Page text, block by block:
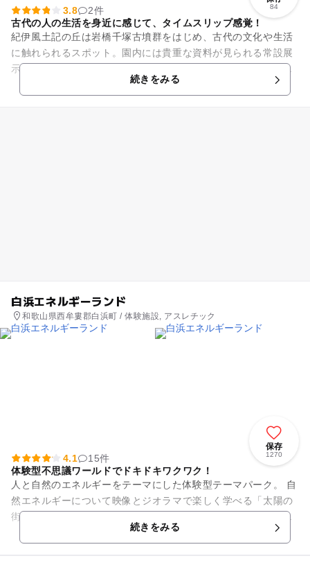
84
3.8
2件
古代の人の生活を身近に感じて、タイムスリップ感覚！
紀伊風土記の丘は岩橋千塚古墳群をはじめ、古代の文化や生活
に触れられるスポット。園内には貴重な資料が見られる常設展
示以外にも、竪穴住居や移築された商家・農家などの建造物が
点在しています。桜や梅など...続きをみる
白浜エネルギーランド
和歌山県西牟婁郡白浜町 / 体験施設, アスレチック
保存
1270
4.1
15件
体験型不思議ワールドでドキドキワクワク！
人と自然のエネルギーをテーマにした体験型テーマパーク。 自
然エネルギーについて映像とジオラマで楽しく学べる「太陽の
街」や、目の錯覚と平衡感覚を利用した真っすぐに歩けない
「ミステリーゾーン」、不...続きをみる